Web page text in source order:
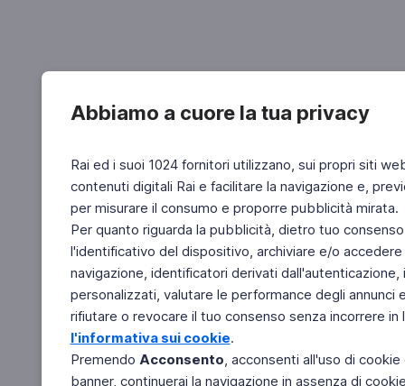
Abbiamo a cuore la tua privacy
Rai ed i suoi 1024 fornitori utilizzano, sui propri siti
contenuti digitali Rai e facilitare la navigazione e,
per misurare il consumo e proporre pubblicità mirata.
Per quanto riguarda la pubblicità, dietro tuo
l'identificativo del dispositivo, archiviare e/o
navigazione, identificatori derivati
personalizzati, valutare le performance degli
rifiutare o revocare il tuo consenso senza incorrere
l'informativa sui cookie.
Premendo Acconsento, acconsenti all'uso di
banner, continuerai la navigazione in assenza di